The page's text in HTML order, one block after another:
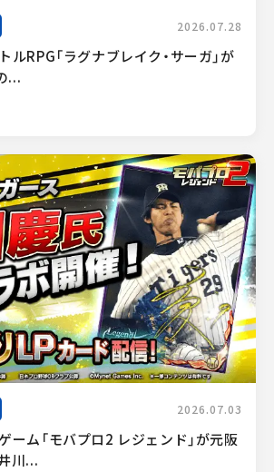
2026.07.28
RPG「ラグナブレイク・サーガ」が
...
2026.07.03
ーム「モバプロ2 レジェンド」が元阪
川...